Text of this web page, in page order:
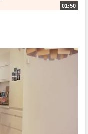
01:50